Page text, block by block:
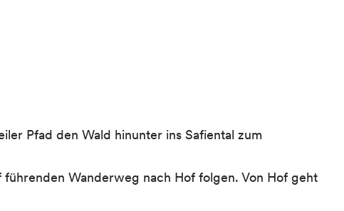
Pfad den Wald hinunter ins Safiental zum
Wanderweg nach Hof folgen. Von Hof geht